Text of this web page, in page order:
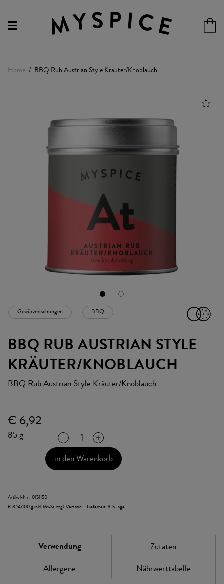
Home BBQ Rub Austrian Style Kräuter/Knoblauch
Gewürzmischungen BBQ ICON
BBQ RUB AUSTRIAN STYLE
KRÄUTER/KNOBLAUCH
BBQ Rub Austrian Style Kräuter/Knoblauch
€ 6,92
85 g
in den Warenkorb
Artikel-Nr.: 0151150
€ 8,14/100 g inkl. MwSt.zzgl.Versand Lieferzeit: 3-5 Tage
Verwendung
Zutaten
Allergene
Nährwerttabelle